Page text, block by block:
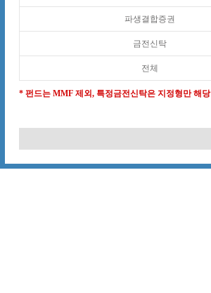
파생결합증권
금전신탁
전체
* 펀드는 MMF 제외, 특정금전신탁은 지정형만 해당